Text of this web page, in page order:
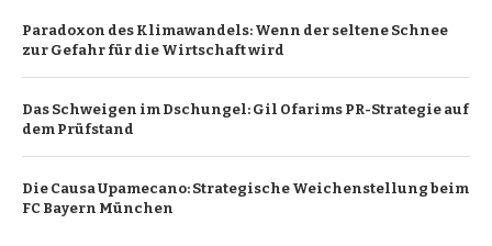
Paradoxon des Klimawandels: Wenn der seltene Schnee
zur Gefahr für die Wirtschaft wird
Das Schweigen im Dschungel: Gil Ofarims PR-Strategie auf
dem Prüfstand
Die Causa Upamecano: Strategische Weichenstellung beim
FC Bayern München